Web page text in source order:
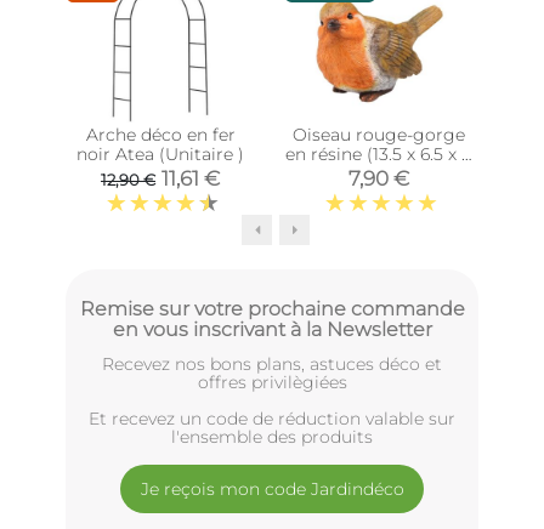
Arche déco en fer
noir Atea (Unitaire )
12,90 € 11,61 €
Oiseau rouge-gorge
en résine (13.5 x 6.5 x 8
cm)
7,90 €
Remise sur votre prochaine commande
en vous inscrivant à la Newsletter
Recevez nos bons plans, astuces déco et
offres privilègiées
Et recevez un code de réduction valable sur
l'ensemble des produits
Je reçois mon code Jardindéco